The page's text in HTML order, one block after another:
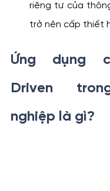
riêng tư của
trở nên cấp thiết
Ứng dụng
Driven
nghiệp là gì?